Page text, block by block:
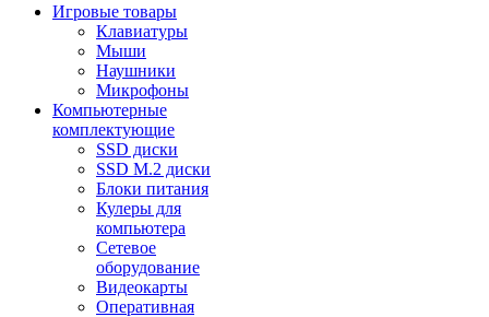
Игровые товары
Клавиатуры
Мыши
Наушники
Микрофоны
Компьютерные
комплектующие
SSD диски
SSD M.2 диски
Блоки питания
Кулеры для
компьютера
Сетевое
оборудование
Видеокарты
Оперативная